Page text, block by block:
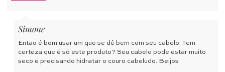
Simone
Então é bom usar um que se dê bem com seu cabelo. Tem
certeza que é só este produto? Seu cabelo pode estar muito
seco e precisando hidratar o couro cabeludo. Beijos